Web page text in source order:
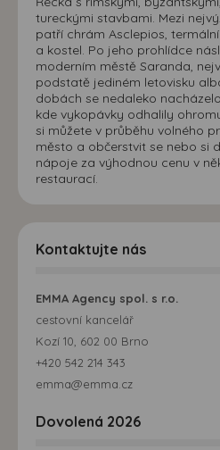
tureckými stavbami. Mezi
patří chrám Asclepios,
a kostel. Po jeho prohlídce
moderním městě Saranda,
podstatě jediném letovisku
dobách se nedaleko
kde vykopávky odhalily
si můžete v průběhu volného
město a občerstvit se nebo si
nápoje za výhodnou cenu v
restaurací.
Kontaktujte nás
EMMA Agency spol. s r.o.
cestovní kancelář
Kozí 10, 602 00 Brno
+420 542 214 343
emma@emma.cz
Dovolená 2026